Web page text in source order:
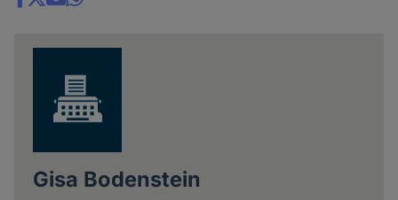
Share
Gisa Bodenstein